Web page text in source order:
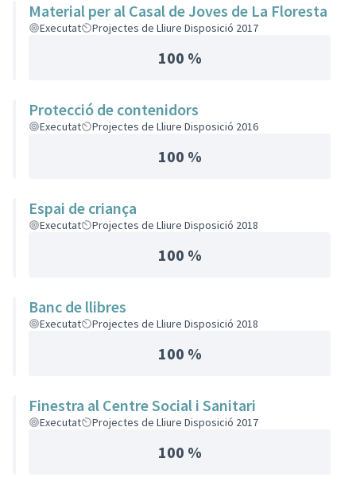
Material per al Casal de Joves de La Floresta
Executat Projectes de Lliure Disposició 2017
100 %
Protecció de contenidors
Executat Projectes de Lliure Disposició 2016
100 %
Espai de criança
Executat Projectes de Lliure Disposició 2018
100 %
Banc de llibres
Executat Projectes de Lliure Disposició 2018
100 %
Finestra al Centre Social i Sanitari
Executat Projectes de Lliure Disposició 2017
100 %